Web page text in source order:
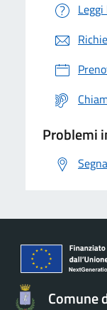
Problemi
Comune